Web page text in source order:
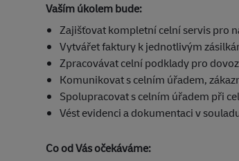
Vaším úkolem bude:
Zajišťovat kompletní celní servis pro
Vytvářet faktury k jednotlivým
Zpracovávat celní podklady pro
Komunikovat s celním úřadem,
Spolupracovat s celním úřadem při
Vést evidenci a dokumentaci v
Co od Vás očekáváme: